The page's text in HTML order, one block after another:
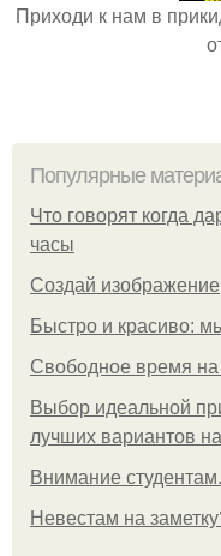
Приходи к нам в
Популярные
Что говорят когда
часы
Создай
Быстро и красиво:
Свободное время на
Выбор идеальной
лучших вариантов
Внимание
Невестам на